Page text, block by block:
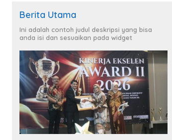
Berita Utama
Ini adalah contoh judul deskripsi yang bisa
anda isi dan sesuaikan pada widget